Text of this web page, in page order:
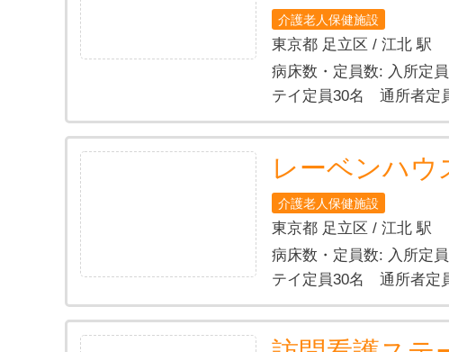
介護老人保健施設
東京都 足立区 / 江北 駅
病床数・定員数: 入所定
テイ定員30名 通所者定
レーベンハウ
介護老人保健施設
東京都 足立区 / 江北 駅
病床数・定員数: 入所定
テイ定員30名 通所者定